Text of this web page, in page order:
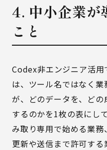
4. 中小企業が
こと
Codex非エンジニア活用
は、ツール名ではなく
が、どのデータを、ど
するのかを1枚の表にし
み取り専用で始める業務
更新や送信まで許可する